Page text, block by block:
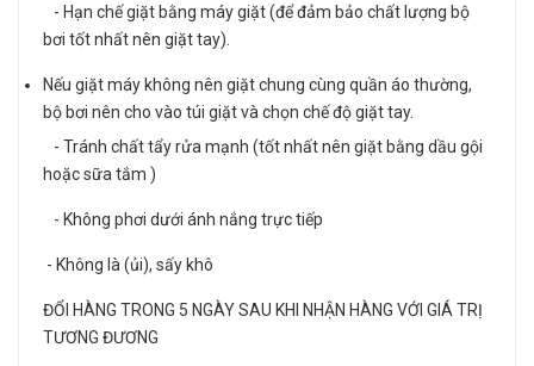
- Hạn chế giặt bằng máy giặt (để đảm bảo chất lượng bộ
bơi tốt nhất nên giặt tay).
Nếu giặt máy không nên giặt chung cùng quần áo thường,
bộ bơi nên cho vào túi giặt và chọn chế độ giặt tay.
- Tránh chất tẩy rửa mạnh (tốt nhất nên giặt bằng dầu gội
hoặc sữa tắm )
- Không phơi dưới ánh nắng trực tiếp
- Không là (ủi), sấy khô
ĐỔI HÀNG TRONG 5 NGÀY SAU KHI NHẬN HÀNG VỚI GIÁ TRỊ
TƯƠNG ĐƯƠNG